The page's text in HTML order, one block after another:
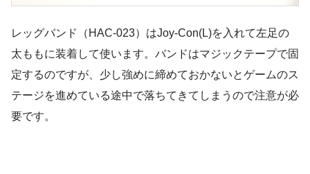
レッグバンド（HAC-023）はJoy-Con(L)を入れて左足の
太ももに装着して使います。バンドはマジックテープで固
定するのですが、少し強めに締めておかないとゲームのス
テージを進めている途中で落ちてきてしまうので注意が必
要です。